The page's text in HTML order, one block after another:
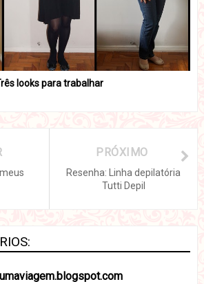
looks para trabalhar
PRÓXIMO
Resenha: Linha depilatória
Tutti Depil